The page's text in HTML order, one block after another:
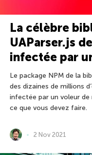
La célèbre
UAParser.js
infectée par
Le package NPM de la
des dizaines de millions
infectée par un voleur de
ce que vous devez faire.
2 Nov 2021